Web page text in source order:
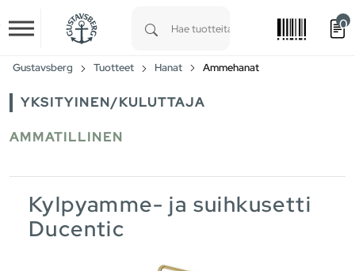
Skip to main content
0
Gustavsberg Tuotteet Hanat Ammehanat
YKSITYINEN/KULUTTAJA
AMMATILLINEN
Kylpyamme- ja suihkusetti
Ducentic